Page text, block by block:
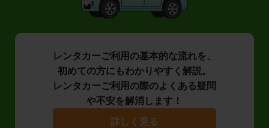
レンタカーご利用の基本的な流れを、
初めての方にもわかりやすく解説。
レンタカーご利用の際のよくある疑問
や不安を解消します！
詳しく見る